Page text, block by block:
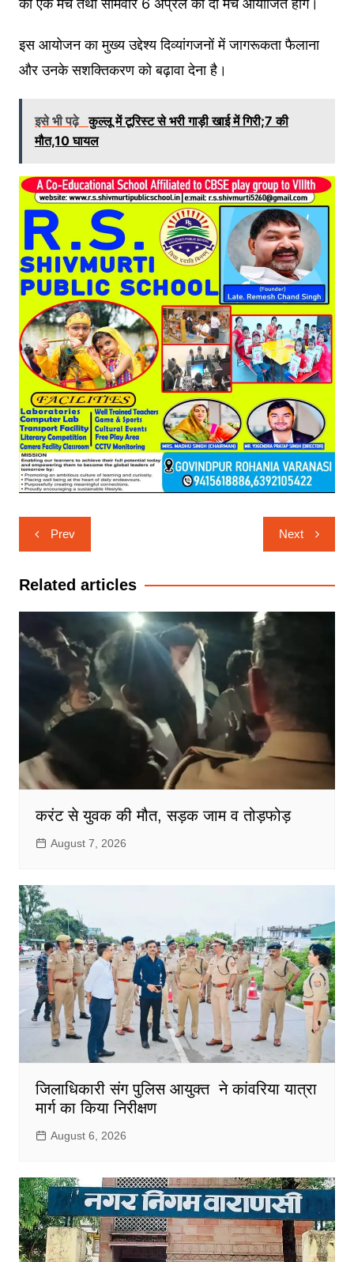
को एक मैच तथा सोमवार 6 अप्रैल को दो मैच आयोजित होंगे।
इस आयोजन का मुख्य उद्देश्य दिव्यांगजनों में जागरूकता फैलाना
और उनके सशक्तिकरण को बढ़ावा देना है।
इसे भी पढ़े कुल्लू में टूरिस्ट से भरी गाड़ी खाई में गिरी;7 की
मौत,10 घायल
Post
navigation
Prev Next
Related articles
करंट से युवक की मौत, सड़क जाम व तोड़फोड़
August 7, 2026
जिलाधिकारी संग पुलिस आयुक्त ने कांवरिया यात्रा
मार्ग का किया निरीक्षण
August 6, 2026